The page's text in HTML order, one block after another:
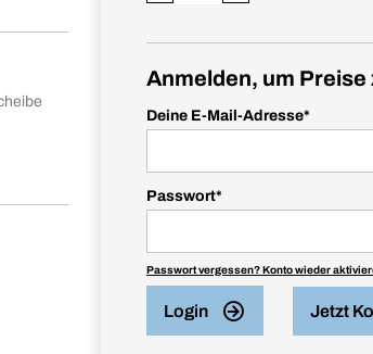
Anmelden, um Preise
Deine E-Mail-Adresse*
Passwort*
Passwort vergessen? Konto wieder
Login Jetzt